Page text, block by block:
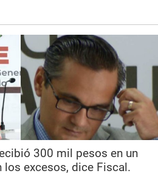
300 mil pesos en un
los excesos, dice Fiscal.